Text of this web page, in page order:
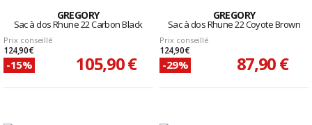
GREGORY
Sac à dos Rhune 22 Carbon Black
Prix conseillé
124,90 €
-15% 105,90 €
GREGORY
Sac à dos Rhune 22 Coyote Brown
Prix conseillé
124,90 €
-29% 87,90 €